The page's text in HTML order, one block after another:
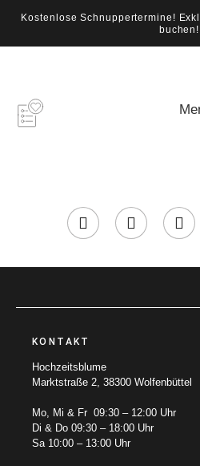
Kostenlose Schnuppertermine!
buchen!
KONTAKT
Hochzeitsblume
Marktstraße 2, 38300 Wolfenbüttel
Mo, Mi & Fr 09:30 – 12:00 Uhr
Di & Do 09:30 – 18:00 Uhr
Sa 10:00 – 13:00 Uhr